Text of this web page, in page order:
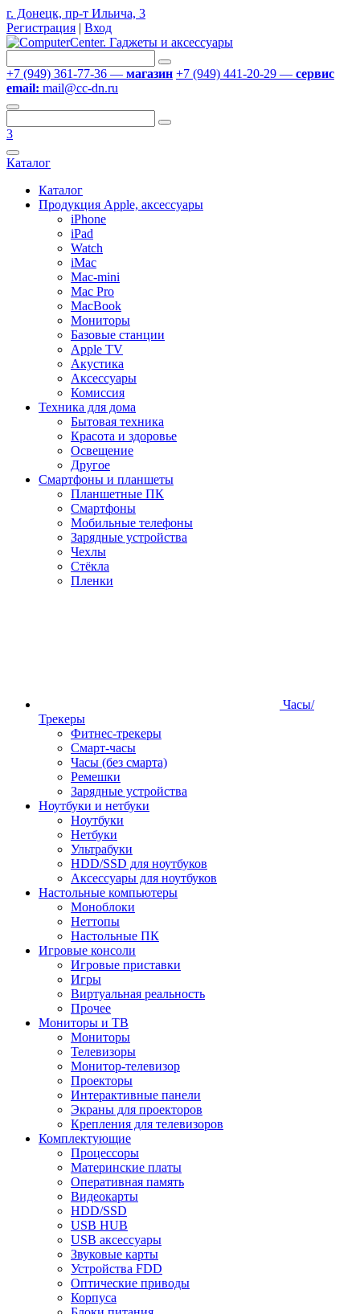
г. Донецк, пр-т Ильича, 3
Регистрация | Вход
+7 (949) 361-77-36 — магазин +7 (949) 441-20-29 — сервис
email: mail@cc-dn.ru
3
Каталог
Каталог
Продукция Apple, аксессуары
iPhone
iPad
Watch
iMac
Mac-mini
Mac Pro
MacBook
Мониторы
Базовые станции
Apple TV
Акустика
Аксессуары
Комиссия
Техника для дома
Бытовая техника
Красота и здоровье
Освещение
Другое
Смартфоны и планшеты
Планшетные ПК
Смартфоны
Мобильные телефоны
Зарядные устройства
Чехлы
Стёкла
Пленки
Часы/
Трекеры
Фитнес-трекеры
Смарт-часы
Часы (без смарта)
Ремешки
Зарядные устройства
Ноутбуки и нетбуки
Ноутбуки
Нетбуки
Ультрабуки
HDD/SSD для ноутбуков
Аксессуары для ноутбуков
Настольные компьютеры
Моноблоки
Неттопы
Настольные ПК
Игровые консоли
Игровые приставки
Игры
Виртуальная реальность
Прочее
Мониторы и ТВ
Мониторы
Телевизоры
Монитор-телевизор
Проекторы
Интерактивные панели
Экраны для проекторов
Крепления для телевизоров
Комплектующие
Процессоры
Материнские платы
Оперативная память
Видеокарты
HDD/SSD
USB HUB
USB аксессуары
Звуковые карты
Устройства FDD
Оптические приводы
Корпуса